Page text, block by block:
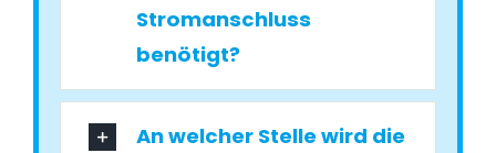
Stromanschluss
benötigt?
An welcher Stelle wird die